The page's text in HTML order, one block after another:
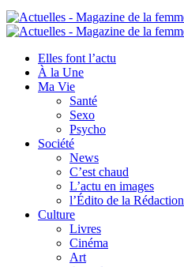
Elles font l’actu
À la Une
Ma Vie
Santé
Sexo
Psycho
Société
News
C’est chaud
L’actu en images
l’Édito de la Rédaction
Culture
Livres
Cinéma
Art